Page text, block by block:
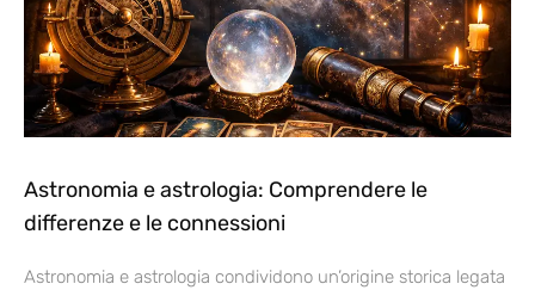
Astronomia e astrologia: Comprendere le
differenze e le connessioni
Astronomia e astrologia condividono un’origine storica legata